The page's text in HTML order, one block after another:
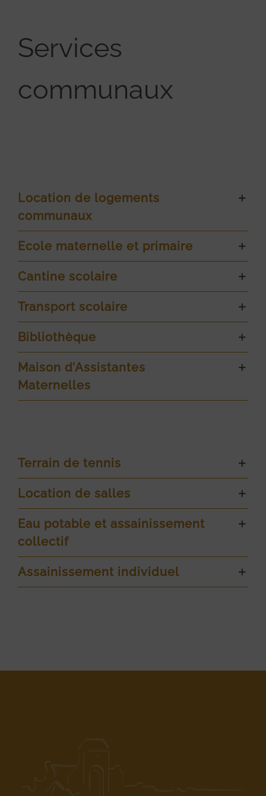
Services
communaux
Location de logements
communaux
Ecole maternelle et primaire
Cantine scolaire
Transport scolaire
Bibliothèque
Maison d’Assistantes
Maternelles
Terrain de tennis
Location de salles
Eau potable et assainissement
collectif
Assainissement individuel